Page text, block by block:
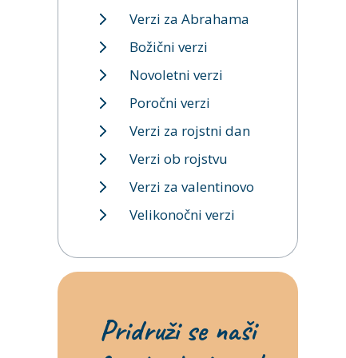
Verzi za Abrahama
Božični verzi
Novoletni verzi
Poročni verzi
Verzi za rojstni dan
Verzi ob rojstvu
Verzi za valentinovo
Velikonočni verzi
Pridruži se naši